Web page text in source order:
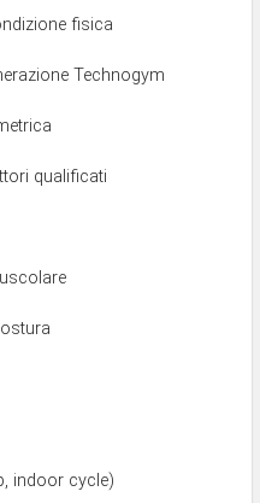
fisica
Technogym
qualificati
indoor cycle)